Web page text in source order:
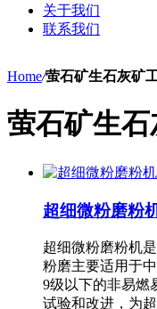
关于我们
联系我们
Home/萤石矿生石灰矿
萤石矿生
超细微粉磨粉
超细微粉磨粉机
粉磨主要适用于
9级以下的非易燃
试验和改进，为